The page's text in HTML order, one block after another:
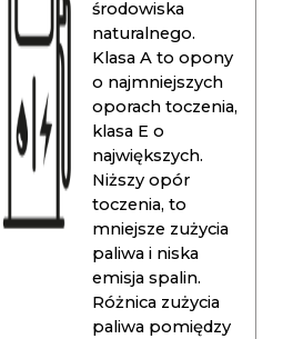
środowiska
naturalnego.
Klasa A to opony
o najmniejszych
oporach toczenia,
klasa E o
największych.
Niższy opór
toczenia, to
mniejsze zużycia
paliwa i niska
emisja spalin.
Różnica zużycia
paliwa pomiędzy